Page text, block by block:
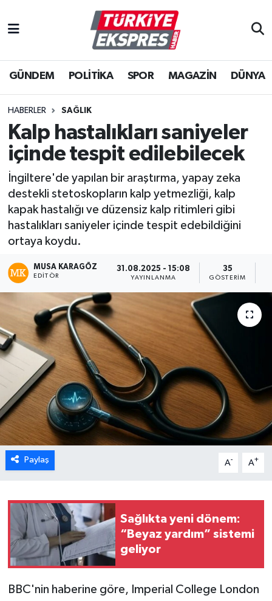
GÜNDEM POLİTİKA SPOR MAGAZİN DÜNYA
HABERLER SAĞLIK
Kalp hastalıkları saniyeler
içinde tespit edilebilecek
İngiltere'de yapılan bir araştırma, yapay zeka
destekli stetoskopların kalp yetmezliği, kalp
kapak hastalığı ve düzensiz kalp ritimleri gibi
hastalıkları saniyeler içinde tespit edebildiğini
ortaya koydu.
MUSA KARAGÖZ
EDITÖR
31.08.2025 - 15:08
YAYINLANMA
35
GÖSTERIM
Paylaş A- A+
Sağlıkta yeni dönem:
“Beyaz yardım” sistemi
geliyor
BBC'nin haberine göre, Imperial College London
İstanbul Nöbetçi Eczaneler
İstanbul Hava Durumu
İstanbul Namaz Vakitleri
İstanbul Trafik Yoğunluk Haritası
Tüm Manşetler
Son Dakika Haberleri
Haber Arşivi